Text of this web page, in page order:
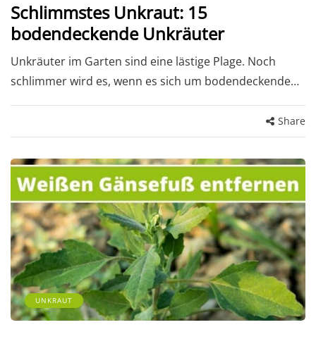
Schlimmstes Unkraut: 15
bodendeckende Unkräuter
Unkräuter im Garten sind eine lästige Plage. Noch
schlimmer wird es, wenn es sich um bodendeckende…
Share
UNKRAUT